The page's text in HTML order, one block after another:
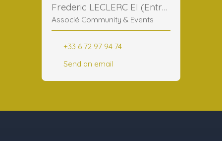
Frederic LECLERC EI (Entreprise Individuelle)
Associé Community & Events
+33 6 72 97 94 74
Send an email